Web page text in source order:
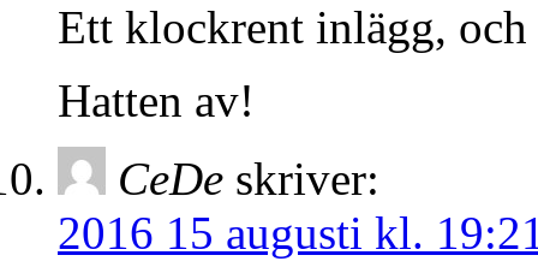
Ett klockrent inlägg, och
Hatten av!
CeDe skriver:
2016 15 augusti kl.